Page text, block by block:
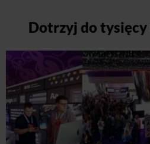
Dotrzyj do